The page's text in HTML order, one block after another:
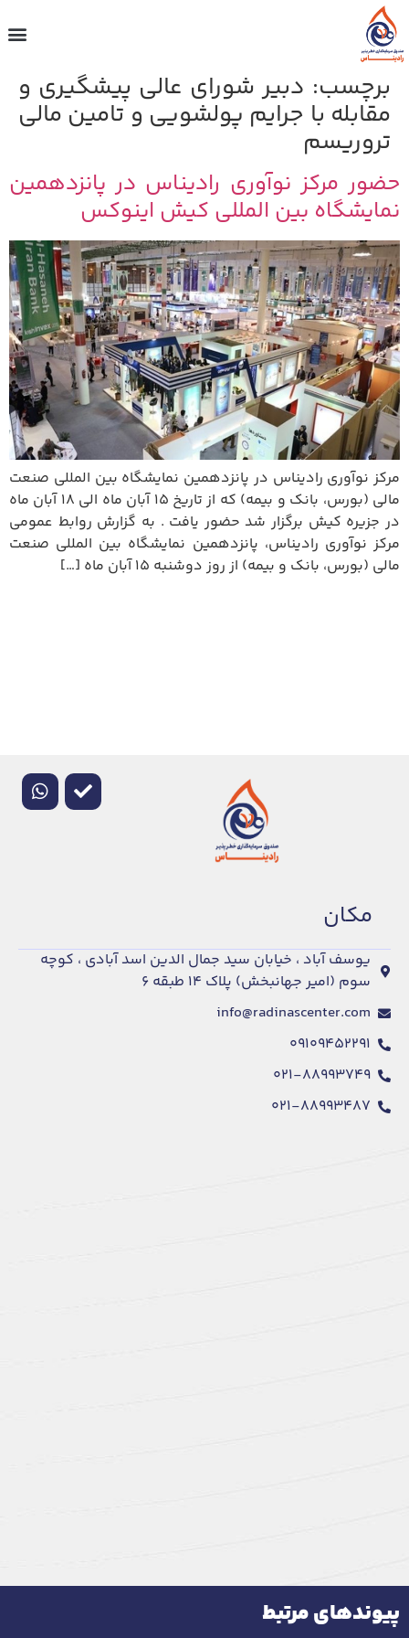
برچسب: دبیر شورای عالی پیشگیری و
مقابله با جرایم پولشویی و تامین مالی
تروریسم
حضور مرکز نوآوری رادیناس در پانزدهمین
نمایشگاه بین المللی کیش اینوکس
مرکز نوآوری رادیناس در پانزدهمین نمایشگاه بین المللی صنعت
مالی (بورس، بانک و بیمه) که از تاریخ ۱۵ آبان ماه الی ۱۸ آبان ماه
در جزیره کیش برگزار شد حضور یافت . به گزارش روابط عمومی
مرکز نوآوری رادیناس، پانزدهمین نمایشگاه بین المللی صنعت
مالی (بورس، بانک و بیمه) از روز دوشنبه ۱۵ آبان ماه […]
مكان
یوسف آباد ، خیابان سید جمال الدین اسد آبادی ، کوچه
سوم (امیر جهانبخش) پلاک ۱۴ طبقه ۶
info@radinascenter.com
۰۹۱۰۹۴۵۲۲۹۱
۰۲۱-۸۸۹۹۳۷۴۹
۰۲۱-۸۸۹۹۳۴۸۷
پیوندهای مرتبط